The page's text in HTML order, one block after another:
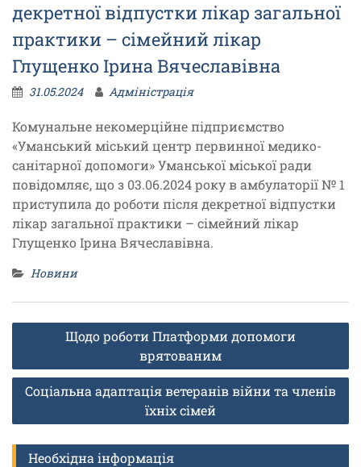
декретної відпустки лікар загальної
практики – сімейний лікар
Глущенко Ірина Вячеславівна
31.05.2024 Адміністрація
Комунальне некомерційне підприємство
«Уманський міський центр первинної медико-
санітарної допомоги» Уманської міської ради
повідомляє, що з 03.06.2024 року в амбулаторії № 1
приступила до роботи після декретної відпустки
лікар загальної практики – сімейний лікар
Глущенко Ірина Вячеславівна.
Новини
НавігаціяЩодо роботи Платформи допомоги
врятованим
Соціальна адаптація ветеранів війни та членів
їхніх сімей
Необхідна інформація